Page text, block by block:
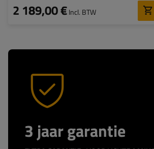
2 189,00 €Incl. BTW
3 jaar garantie